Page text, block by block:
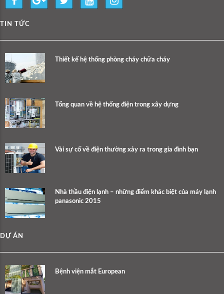
TIN TỨC
Thiết kế hệ thống phòng cháy chữa cháy
Tổng quan về hệ thống điện trong xây dựng
Vài sự cố về điện thường xảy ra trong gia đình bạn
Nhà thầu điện lạnh – những điểm khác biệt của máy lạnh
panasonic 2015
DỰ ÁN
Bệnh viện mắt European